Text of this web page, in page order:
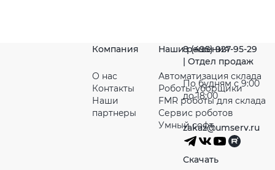
Компания
О нас
Контакты
Наши
партнeры
Наши решения
Автоматизация склада
Роботы-уборщики
FMR роботы для склада
Сервис роботов
Умный софт
8 (495) 927-95-29
| Отдел продаж
По будням с 9:00
до 18:00
zakaz@umserv.ru
Скачать